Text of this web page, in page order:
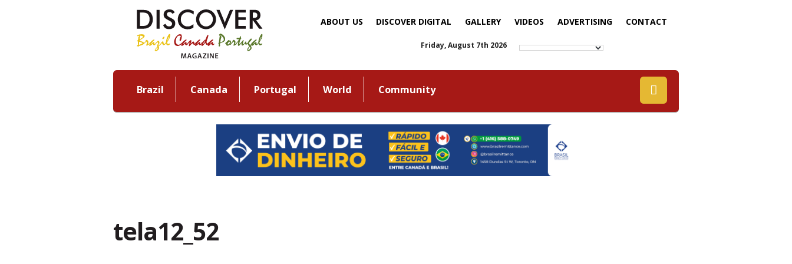
ABOUT US DISCOVER DIGITAL GALLERY VIDEOS ADVERTISING CONTACT
Friday, August 7th 2026
Brazil Canada Portugal World Community
tela12_52